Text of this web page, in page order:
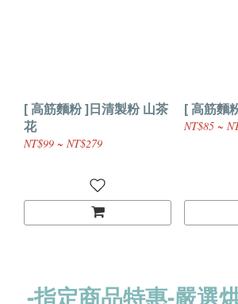
[ 高筋麵粉 ]日清製粉 山茶
花
NT$99 ~ NT$279
[ 高筋麵
NT$85 ~
-指定商品特惠-嚴選